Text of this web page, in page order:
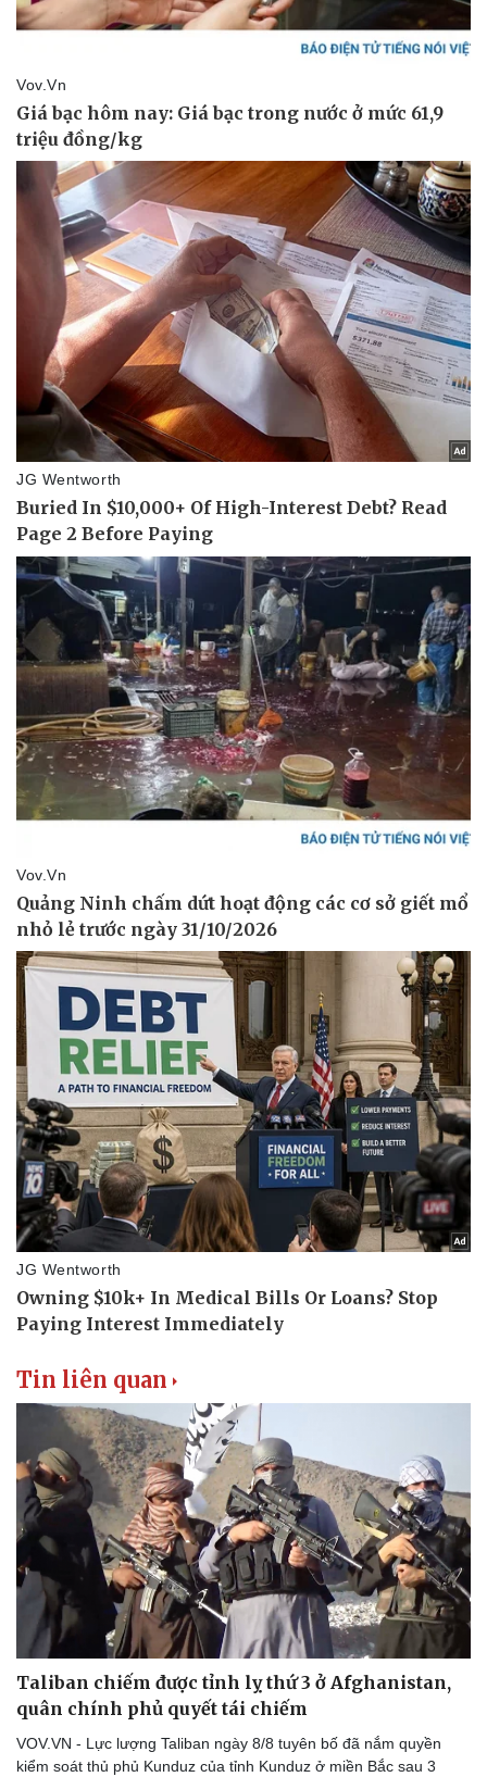
Thể thao
Bóng đá
Lịch thi đấu bóng đá
Thế giới thể thao
eSports
Hậu trường
Ô tô - Xe máy
Xe máy
Tin liên quan
Taliban chiếm được tỉnh lỵ thứ 3 ở Afghanistan,
quân chính phủ quyết tái chiếm
VOV.VN - Lực lượng Taliban ngày 8/8 tuyên bố đã nắm quyền
kiểm soát thủ phủ Kunduz của tỉnh Kunduz ở miền Bắc sau 3